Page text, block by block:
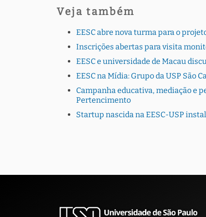
Veja também
EESC abre nova turma para o
Inscrições abertas para visita
EESC e universidade de Macau
EESC na Mídia: Grupo da USP
Campanha educativa, mediação e
Pertencimento
Startup nascida na EESC-USP